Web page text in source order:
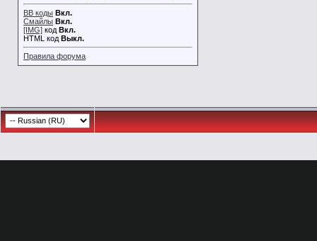
BB коды Вкл.
Смайлы Вкл.
[IMG] код Вкл.
HTML код Выкл.
Правила форума